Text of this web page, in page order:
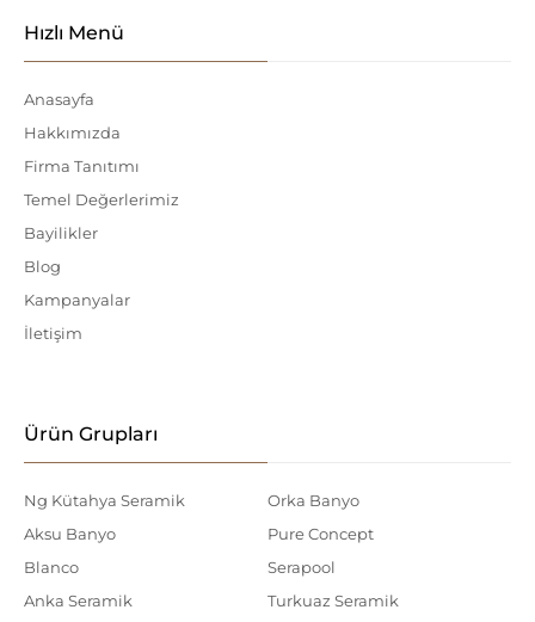
Hızlı Menü
Anasayfa
Hakkımızda
Firma Tanıtımı
Temel Değerlerimiz
Bayilikler
Blog
Kampanyalar
İletişim
Ürün Grupları
Ng Kütahya Seramik
Aksu Banyo
Blanco
Anka Seramik
Orka Banyo
Pure Concept
Serapool
Turkuaz Seramik